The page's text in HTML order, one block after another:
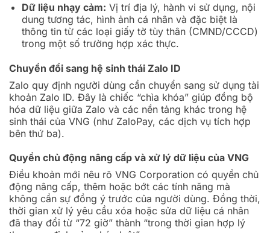
Dữ liệu nhạy cảm: Vị trí địa lý, hành vi sử dụng, nội
dung tương tác, hình ảnh cá nhân và đặc biệt là
thông tin từ các loại giấy tờ tùy thân (CMND/CCCD)
trong một số trường hợp xác thực.
Chuyển đổi sang hệ sinh thái Zalo ID
Zalo quy định người dùng cần chuyển sang sử dụng tài
khoản Zalo ID. Đây là chiếc “chìa khóa” giúp đồng bộ
hóa dữ liệu giữa Zalo và các nền tảng khác trong hệ
sinh thái của VNG (như ZaloPay, các dịch vụ tích hợp
bên thứ ba).
Quyền chủ động nâng cấp và xử lý dữ liệu của VNG
Điều khoản mới nêu rõ VNG Corporation có quyền chủ
động nâng cấp, thêm hoặc bớt các tính năng mà
không cần sự đồng ý trước của người dùng. Đồng thời,
thời gian xử lý yêu cầu xóa hoặc sửa dữ liệu cá nhân
đã thay đổi từ “72 giờ” thành “trong thời gian hợp lý